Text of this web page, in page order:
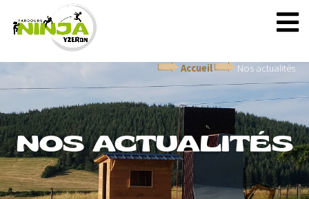
Accueil Nos actualités
NOS ACTUALITÉS